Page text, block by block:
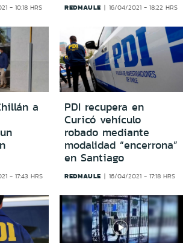
- 10:18 HRS REDMAULE 16/04/2021 - 18:22 HRS
a
- 17:43 HRS
PDI recupera en
Curicó vehículo
robado mediante
modalidad “encerrona”
en Santiago
REDMAULE 16/04/2021 - 17:18 HRS